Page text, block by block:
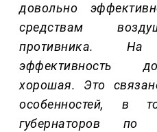
довольно
средствам
противника.
эффективность
хорошая. Это
особенностей, в
губернаторов по